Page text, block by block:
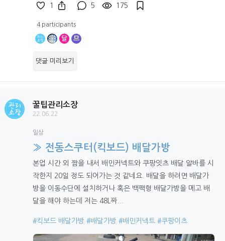
1 5 175
4 participants
달 므
댓글 미리보기
꿀팁관리소장
22.06.22
일상
» 전동스쿠터(킥보드) 배달가방
본업 시간 외 짬을 내서 배민커넥트와 쿠팡잇츠 배달 알바를 시
작한지 20일 정도 되어가는 것 같네요. 배달을 하려면 배달가
방을 이동수단에 설치하거나 혹은 백팩형 배달가방을 메고 배
달을 해야 하는데 저는 48L짜...
#킥보드 배달가방 #배달가방 #배민커넥트 #쿠팡이츠